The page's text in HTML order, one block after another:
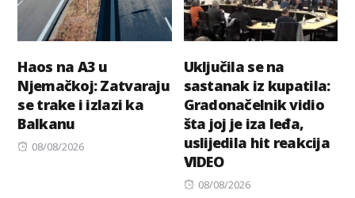
Haos na A3 u
Njemačkoj: Zatvaraju
se trake i izlazi ka
Balkanu
Posted
08/08/2026
Uključila se na
sastanak iz kupatila:
Gradonačelnik vidio
šta joj je iza leđa,
uslijedila hit reakcija
VIDEO
Posted
08/08/2026